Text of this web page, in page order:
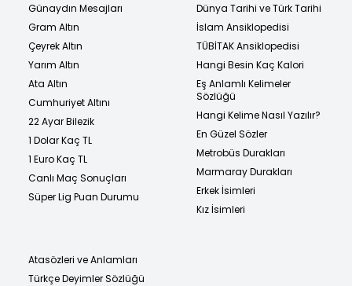
Günaydın Mesajları
Gram Altın
Çeyrek Altın
Yarım Altın
Ata Altın
Cumhuriyet Altını
22 Ayar Bilezik
1 Dolar Kaç TL
1 Euro Kaç TL
Canlı Maç Sonuçları
Süper Lig Puan Durumu
Dünya Tarihi ve Türk Tarihi
İslam Ansiklopedisi
TÜBİTAK Ansiklopedisi
Hangi Besin Kaç Kalori
Eş Anlamlı Kelimeler
Sözlüğü
Hangi Kelime Nasıl Yazılır?
En Güzel Sözler
Metrobüs Durakları
Marmaray Durakları
Erkek İsimleri
Kız İsimleri
Atasözleri ve Anlamları
Türkçe Deyimler Sözlüğü